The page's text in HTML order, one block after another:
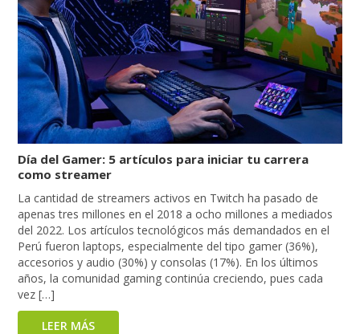
Día del Gamer: 5 artículos para iniciar tu carrera
como streamer
La cantidad de streamers activos en Twitch ha pasado de
apenas tres millones en el 2018 a ocho millones a mediados
del 2022. Los artículos tecnológicos más demandados en el
Perú fueron laptops, especialmente del tipo gamer (36%),
accesorios y audio (30%) y consolas (17%). En los últimos
años, la comunidad gaming continúa creciendo, pues cada
vez […]
LEER MÁS